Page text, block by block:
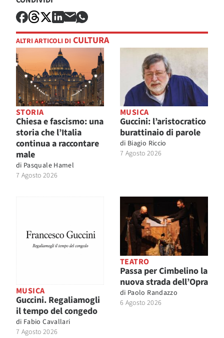
ALTRI ARTICOLI DI CULTURA
STORIA
Chiesa e fascismo: una
storia che l’Italia
continua a raccontare
male
di Pasquale Hamel
7 Agosto 2026
MUSICA
Guccini: l’aristocratico
burattinaio di parole
di Biagio Riccio
7 Agosto 2026
MUSICA
Guccini. Regaliamogli
il tempo del congedo
di Fabio Cavallari
7 Agosto 2026
TEATRO
Passa per Cimbelino la
nuova strada dell’Opra
di Paolo Randazzo
6 Agosto 2026